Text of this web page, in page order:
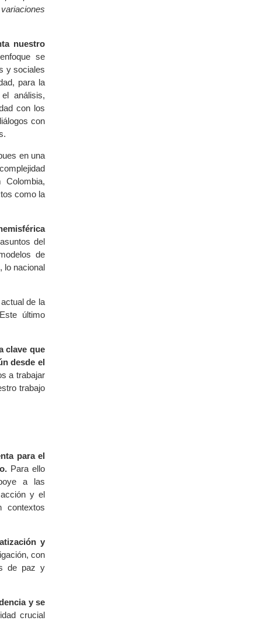
nuestro
se
y sociales
para la
análisis,
con los
con
en una
como la
del
de
lo nacional
de la
último
clave que
desde el
a trabajar
trabajo
para el
Para ello
a las
y el
contextos
y
con
de paz y
y se
crucial